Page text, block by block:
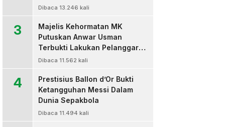
Dibaca 13.246 kali
3
Majelis Kehormatan MK
Putuskan Anwar Usman
Terbukti Lakukan Pelanggaran
Berat Kode Etik dan
Dibaca 11.562 kali
4
Prestisius Ballon d’Or Bukti
Ketangguhan Messi Dalam
Dunia Sepakbola
Dibaca 11.494 kali